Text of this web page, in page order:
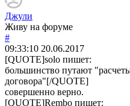
Джули
Живу на форуме
#
09:33:10 20.06.2017
[QUOTE]solo пишет:
большинство путают
договора"[/QUOTE]
совершенно верно.
[QUOTE]Rembo пишет: